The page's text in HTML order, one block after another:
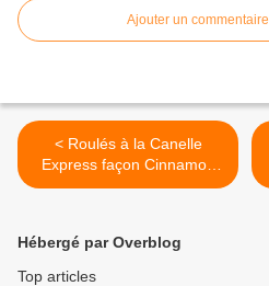
Ajouter un commentaire
< Roulés à la Canelle
Express façon Cinnamon
Rolls
Hébergé par Overblog
Top articles